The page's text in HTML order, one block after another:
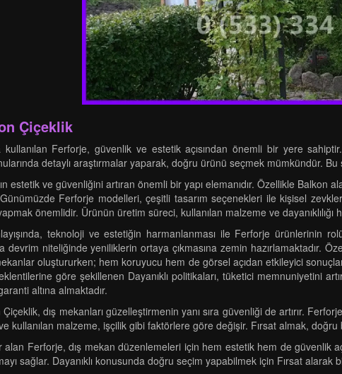
Çiçeklik
kullanılan Ferforje, güvenlik ve estetik açısından önemli bir yere
detaylı araştırmalar yaparak, doğru ürünü seçmek mümkündür.
estetik ve güvenliğini artıran önemli bir yapı elemanıdır. Özellikle Balkon
Günümüzde Ferforje modelleri, çeşitli tasarım seçenekleri ile kişisel
yapmak önemlidir. Ürünün üretim süreci, kullanılan malzeme ve
teknoloji ve estetiğin harmanlanması ile Ferforje ürünlerinin
devrim niteliğinde yeniliklerin ortaya çıkmasına zemin hazırlamaktadır.
oluştururken; hem koruyucu hem de görsel açıdan etkileyici
göre şekillenen Dayanıklı politikaları, tüketici memnuniyetini
altına almaktadır.
dış mekanları güzelleştirmenin yanı sıra güvenliği de artırır.
kullanılan malzeme, işçilik gibi faktörlere göre değişir. Fırsat almak,
alan Ferforje, dış mekan düzenlemeleri için hem estetik hem de güvenlik
sağlar. Dayanıklı konusunda doğru seçim yapabilmek için Fırsat alarak